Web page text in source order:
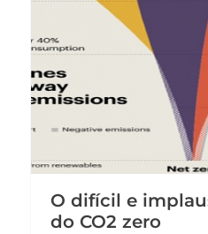
O difícil e
do CO2 zero